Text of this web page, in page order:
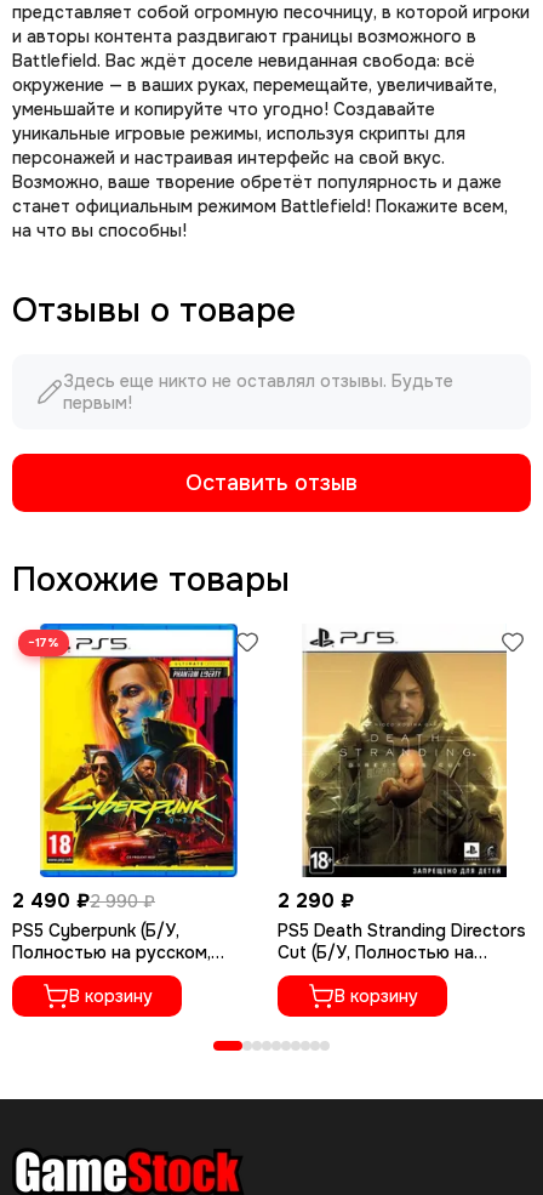
представляет собой огромную песочницу, в которой игроки
и авторы контента раздвигают границы возможного в
Battlefield. Вас ждёт доселе невиданная свобода: всё
окружение — в ваших руках, перемещайте, увеличивайте,
уменьшайте и копируйте что угодно! Создавайте
уникальные игровые режимы, используя скрипты для
персонажей и настраивая интерфейс на свой вкус.
Возможно, ваше творение обретёт популярность и даже
станет официальным режимом Battlefield! Покажите всем,
на что вы способны!
Отзывы о товаре
Здесь еще никто не оставлял отзывы. Будьте
первым!
Оставить отзыв
Похожие товары
−17%
2 490 ₽2 990 ₽
PS5 Cyberpunk (Б/У,
Полностью на русском,
PPSA-04027)
В корзину
2 290 ₽
PS5 Death Stranding Directors
Cut (Б/У, Полностью на
русском языке, PPSA-01968)
В корзину